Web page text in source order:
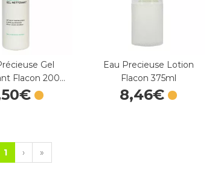
Gel
Flacon 200…
50€
Eau Precieuse Lotion
Flacon 375ml
8,46€
1 › »